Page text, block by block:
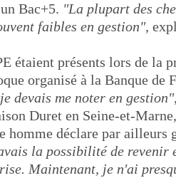
Bac+5. "La plupart des
faibles en gestion",
étaient présents lors de la
organisé à la Banque de
devais me noter en gestion"
Duret en Seine-et-
homme déclare par ailleurs
la possibilité de revenir
Maintenant, je n'ai